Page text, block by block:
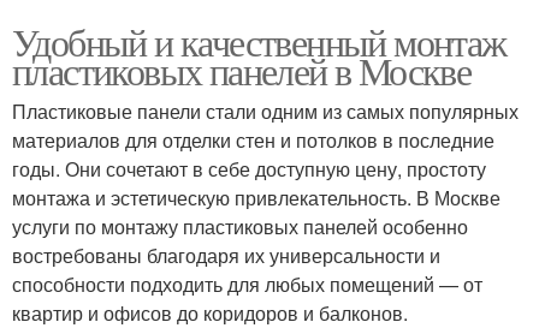
Удобный и качественный монтаж
пластиковых панелей в Москве
Пластиковые панели стали одним из самых популярных
материалов для отделки стен и потолков в последние
годы. Они сочетают в себе доступную цену, простоту
монтажа и эстетическую привлекательность. В Москве
услуги по монтажу пластиковых панелей особенно
востребованы благодаря их универсальности и
способности подходить для любых помещений — от
квартир и офисов до коридоров и балконов.